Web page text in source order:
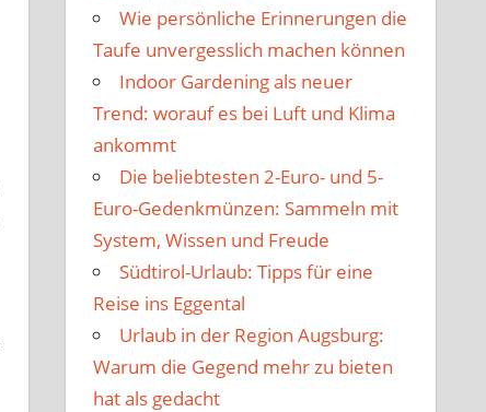
Wie persönliche Erinnerungen die
Taufe unvergesslich machen können
Indoor Gardening als neuer
Trend: worauf es bei Luft und Klima
ankommt
Die beliebtesten 2-Euro- und 5-
Euro-Gedenkmünzen: Sammeln mit
System, Wissen und Freude
Südtirol-Urlaub: Tipps für eine
Reise ins Eggental
Urlaub in der Region Augsburg:
Warum die Gegend mehr zu bieten
hat als gedacht